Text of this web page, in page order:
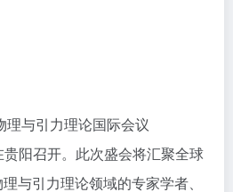
理与引力理论国际会议
贵阳召开。此次盛会将汇聚全球
与引力理论领域的专家学者、